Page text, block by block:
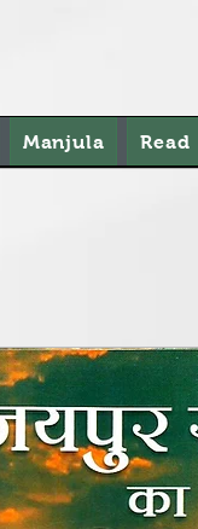
Manjula Read